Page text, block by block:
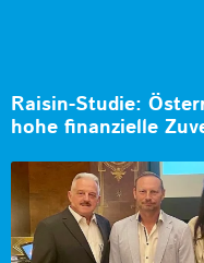
Raisin-Studie:
hohe finanzielle